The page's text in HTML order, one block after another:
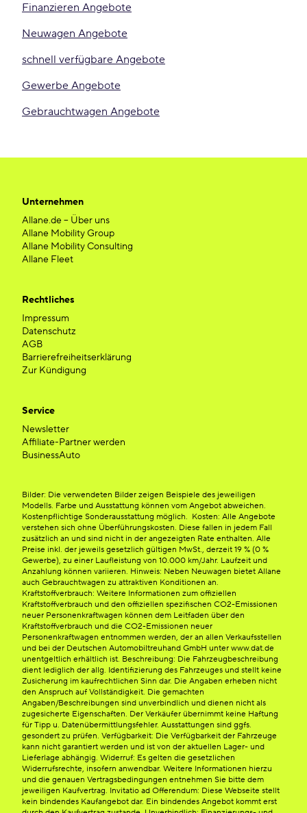
Finanzieren Angebote
Neuwagen Angebote
schnell verfügbare Angebote
Gewerbe Angebote
Gebrauchtwagen Angebote
Unternehmen
Allane.de – Über uns
Allane Mobility Group
Allane Mobility Consulting
Allane Fleet
Rechtliches
Impressum
Datenschutz
AGB
Barrierefreiheitserklärung
Zur Kündigung
Service
Newsletter
Affiliate-Partner werden
BusinessAuto
Bilder: Die verwendeten Bilder zeigen Beispiele des jeweiligen
Modells. Farbe und Ausstattung können vom Angebot abweichen.
Kostenpflichtige Sonderausstattung möglich. Kosten: Alle Angebote
verstehen sich ohne Überführungskosten. Diese fallen in jedem Fall
zusätzlich an und sind nicht in der angezeigten Rate enthalten. Alle
Preise inkl. der jeweils gesetzlich gültigen MwSt., derzeit 19 % (0 %
Gewerbe), zu einer Laufleistung von 10.000 km/Jahr. Laufzeit und
Anzahlung können variieren. Hinweis: Neben Neuwagen bietet Allane
auch Gebrauchtwagen zu attraktiven Konditionen an.
Kraftstoffverbrauch: Weitere Informationen zum offiziellen
Kraftstoffverbrauch und den offiziellen spezifischen CO2-Emissionen
neuer Personenkraftwagen können dem Leitfaden über den
Kraftstoffverbrauch und die CO2-Emissionen neuer
Personenkraftwagen entnommen werden, der an allen Verkaufsstellen
und bei der Deutschen Automobiltreuhand GmbH unter www.dat.de
unentgeltlich erhältlich ist. Beschreibung: Die Fahrzeugbeschreibung
dient lediglich der allg. Identifizierung des Fahrzeuges und stellt keine
Zusicherung im kaufrechtlichen Sinn dar. Die Angaben erheben nicht
den Anspruch auf Vollständigkeit. Die gemachten
Angaben/Beschreibungen sind unverbindlich und dienen nicht als
zugesicherte Eigenschaften. Der Verkäufer übernimmt keine Haftung
für Tipp u. Datenübermittlungsfehler. Ausstattungen sind ggfs.
gesondert zu prüfen. Verfügbarkeit: Die Verfügbarkeit der Fahrzeuge
kann nicht garantiert werden und ist von der aktuellen Lager- und
Lieferlage abhängig. Widerruf: Es gelten die gesetzlichen
Widerrufsrechte, insofern anwendbar. Weitere Informationen hierzu
und die genauen Vertragsbedingungen entnehmen Sie bitte dem
jeweiligen Kaufvertrag. Invitatio ad Offerendum: Diese Webseite stellt
kein bindendes Kaufangebot dar. Ein bindendes Angebot kommt erst